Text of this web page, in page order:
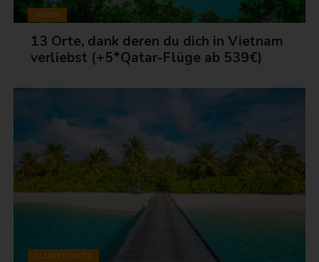
ASIEN
13 Orte, dank deren du dich in Vietnam
verliebst (+5*Qatar-Flüge ab 539€)
FLUGTICKETS